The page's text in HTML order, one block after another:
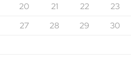
20 21 22
23
27 28 29
30